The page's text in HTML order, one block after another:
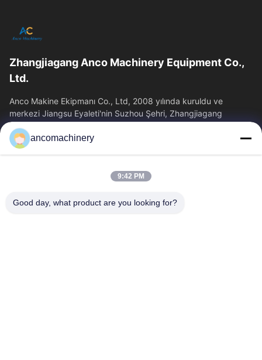
Zhangjiagang Anco Machinery Equipment Co.,
Ltd.
Anco Makine Ekipmanı Co., Ltd, 2008 yılında kuruldu ve
merkezi Jiangsu Eyaleti'nin Suzhou Şehri, Zhangjiagang
Şehri'nde yer almaktadır.
Hızlı Bağlantılar
Hakkımızda
Fabrika Turu
Kalite Kontrol
ancomachinery
9:42 PM
Good day, what product are you looking for?